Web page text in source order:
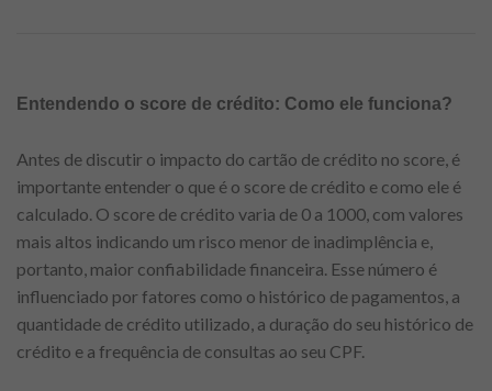
Entendendo o score de crédito: Como ele funciona?
Antes de discutir o impacto do cartão de crédito no score, é
importante entender o que é o score de crédito e como ele é
calculado. O score de crédito varia de 0 a 1000, com valores
mais altos indicando um risco menor de inadimplência e,
portanto, maior confiabilidade financeira. Esse número é
influenciado por fatores como o histórico de pagamentos, a
quantidade de crédito utilizado, a duração do seu histórico de
crédito e a frequência de consultas ao seu CPF.